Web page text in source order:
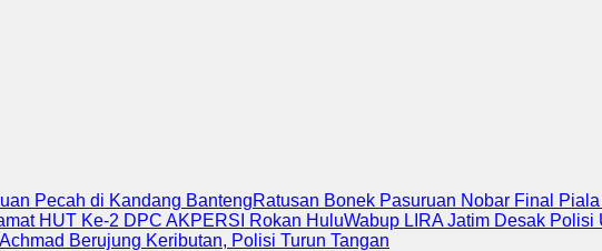
Pecah di Kandang BantengRatusan Bonek Pasuruan Nobar Final
HUT Ke-2 DPC AKPERSI Rokan HuluWabup LIRA Jatim Desak
Berujung Keributan, Polisi Turun Tangan